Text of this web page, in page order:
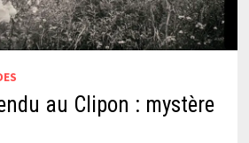
au Clipon : mystère